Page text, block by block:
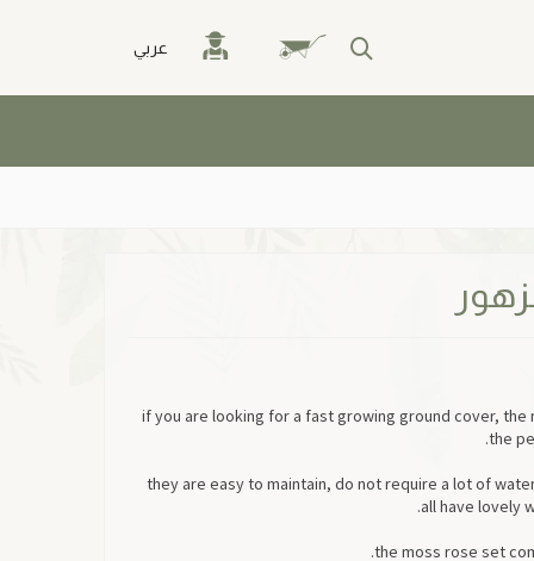
عربي
if you are looking for a fast growing ground cover, the
the
they are easy to maintain, do not require a lot of
all have lovely
the moss rose set